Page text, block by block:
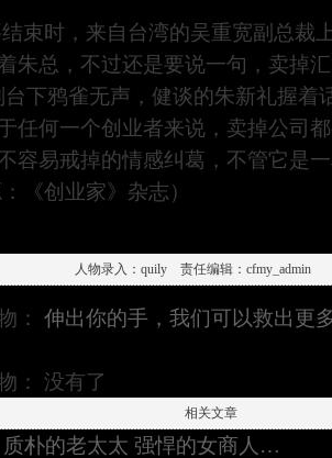
束时，来自台湾的吴重宽副总裁
朱总，不过还是要说一句，卖掉
台下鸦雀无声，健谈的朱新礼握着
任何一个创业者来说，卖掉公司
容易戒掉的情感纠葛，不管它是
《创业家》杂志）
人物录入：quily 责任编辑：cfmy_admin
： 伸出你的手，我们可以救出
： 没有了
相关文章
质朴的老太太 强悍的女商人…